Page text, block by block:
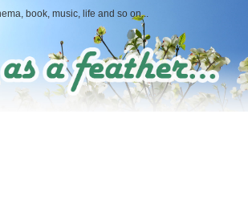
book, music, life and so on...